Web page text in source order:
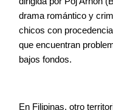
drama romántico y
chicos con
que encuentran
bajos fondos.
En Filipinas, otro